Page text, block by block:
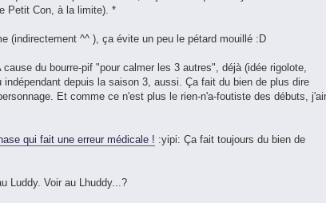
Petit Con, à la limite). *
(indirectement ^^ ), ça évite un peu le pétard mouillé :D
du bourre-pif "pour calmer les 3 autres", déjà (idée rigolote,
depuis la saison 3, aussi. Ça fait du bien de plus dire
Et comme ce n'est plus le rien-n'a-foutiste des débuts,
qui fait une erreur médicale ! :yipi: Ça fait toujours du bien de
Luddy. Voir au Lhuddy...?